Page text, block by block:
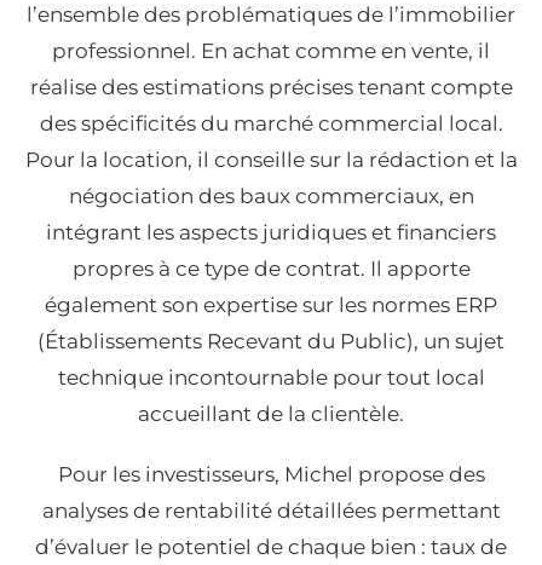
l’ensemble des problématiques de l’immobilier
professionnel. En achat comme en vente, il
réalise des estimations précises tenant compte
des spécificités du marché commercial local.
Pour la location, il conseille sur la rédaction et la
négociation des baux commerciaux, en
intégrant les aspects juridiques et financiers
propres à ce type de contrat. Il apporte
également son expertise sur les normes ERP
(Établissements Recevant du Public), un sujet
technique incontournable pour tout local
accueillant de la clientèle.
Pour les investisseurs, Michel propose des
analyses de rentabilité détaillées permettant
d’évaluer le potentiel de chaque bien : taux de